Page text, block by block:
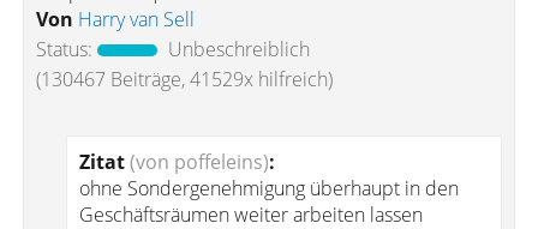
Von Harry van Sell
Status:
Unbeschreiblich
(130467 Beiträge, 41529x hilfreich)
Zitat(von poffeleins):
ohne Sondergenehmigung überhaupt in den
Geschäftsräumen weiter arbeiten lassen